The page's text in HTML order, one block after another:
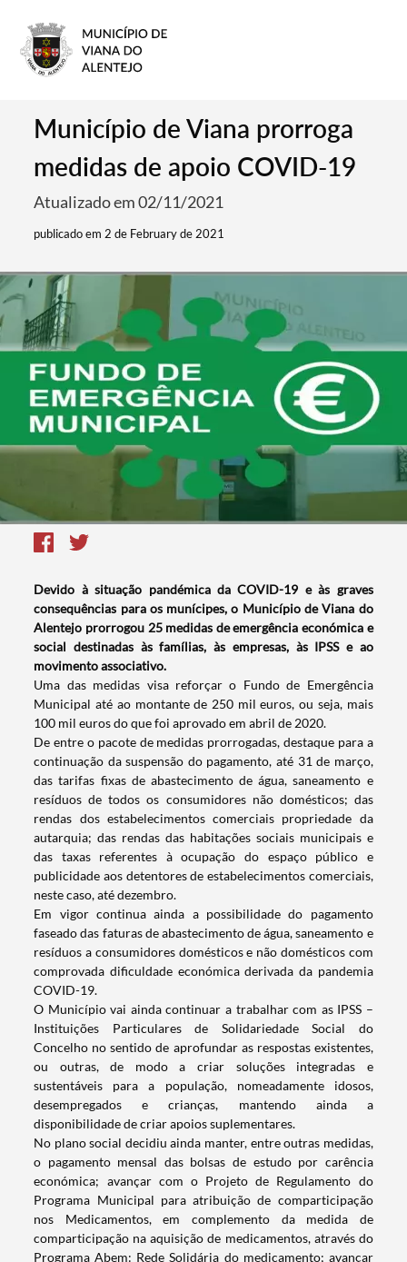
Município de Viana prorroga
medidas de apoio COVID-19
Atualizado em 02/11/2021
publicado em 2 de February de 2021
Devido à situação pandémica da COVID-19 e às graves
consequências para os munícipes, o Município de Viana do
Alentejo prorrogou 25 medidas de emergência económica e
social destinadas às famílias, às empresas, às IPSS e ao
movimento associativo.
Uma das medidas visa reforçar o Fundo de Emergência
Municipal até ao montante de 250 mil euros, ou seja, mais
100 mil euros do que foi aprovado em abril de 2020.
De entre o pacote de medidas prorrogadas, destaque para a
continuação da suspensão do pagamento, até 31 de março,
das tarifas fixas de abastecimento de água, saneamento e
resíduos de todos os consumidores não domésticos; das
rendas dos estabelecimentos comerciais propriedade da
autarquia; das rendas das habitações sociais municipais e
das taxas referentes à ocupação do espaço público e
publicidade aos detentores de estabelecimentos comerciais,
neste caso, até dezembro.
Em vigor continua ainda a possibilidade do pagamento
faseado das faturas de abastecimento de água, saneamento e
resíduos a consumidores domésticos e não domésticos com
comprovada dificuldade económica derivada da pandemia
COVID-19.
O Município vai ainda continuar a trabalhar com as IPSS –
Instituições Particulares de Solidariedade Social do
Concelho no sentido de aprofundar as respostas existentes,
ou outras, de modo a criar soluções integradas e
sustentáveis para a população, nomeadamente idosos,
desempregados e crianças, mantendo ainda a
disponibilidade de criar apoios suplementares.
No plano social decidiu ainda manter, entre outras medidas,
o pagamento mensal das bolsas de estudo por carência
económica; avançar com o Projeto de Regulamento do
Programa Municipal para atribuição de comparticipação
nos Medicamentos, em complemento da medida de
comparticipação na aquisição de medicamentos, através do
Programa Abem: Rede Solidária do medicamento; avançar